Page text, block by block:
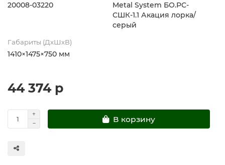
20008-03220
Metal System БО.РС-
СШК-1.1 Акация лорка/
серый
Габариты (ДхШхВ)
1410×1475×750 мм
44 374 р
В корзину